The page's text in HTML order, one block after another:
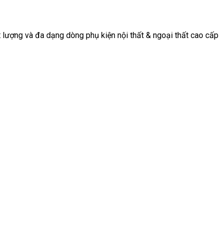
và đa dạng dòng phụ kiện nội thất & ngoại thất cao cấp